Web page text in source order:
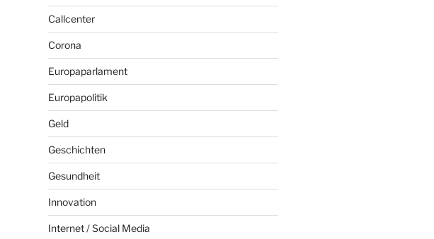
Callcenter
Corona
Europaparlament
Europapolitik
Geld
Geschichten
Gesundheit
Innovation
Internet / Social Media